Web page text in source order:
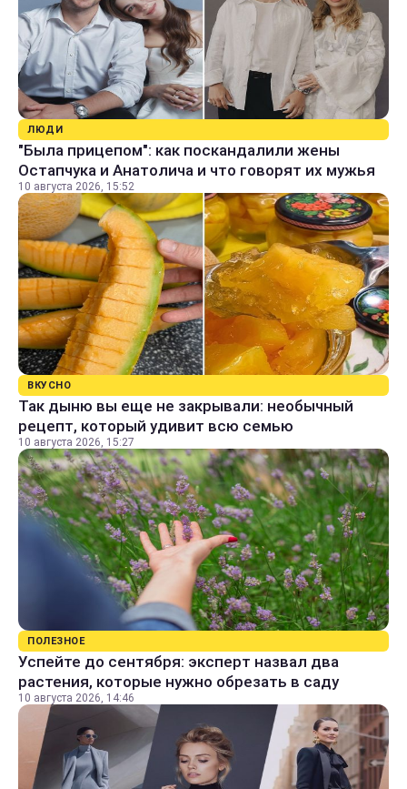
ЛЮДИ
"Была прицепом": как поскандалили жены
Остапчука и Анатолича и что говорят их мужья
10 августа 2026, 15:52
ВКУСНО
Так дыню вы еще не закрывали: необычный
рецепт, который удивит всю семью
10 августа 2026, 15:27
ПОЛЕЗНОЕ
Успейте до сентября: эксперт назвал два
растения, которые нужно обрезать в саду
10 августа 2026, 14:46